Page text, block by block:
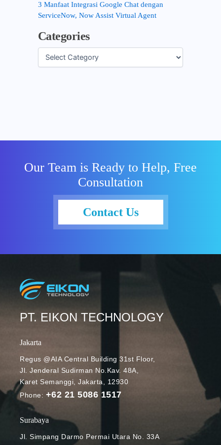
3 Manfaat Integrasi Google Chat dengan
ServiceNow, Now Assist Virtual Agent
Categories
Our Team is Ready to Help, Free
Consultation
Contact Us
PT. EIKON TECHNOLOGY
Jakarta
Regus @AIA Central Building 31st Floor,
Jl. Jenderal Sudirman No.Kav. 48A,
Karet Semanggi, Jakarta, 12930
Phone: +62 21 5086 1517
Surabaya
Jl. Simpang Darmo Permai Utara No. 33A